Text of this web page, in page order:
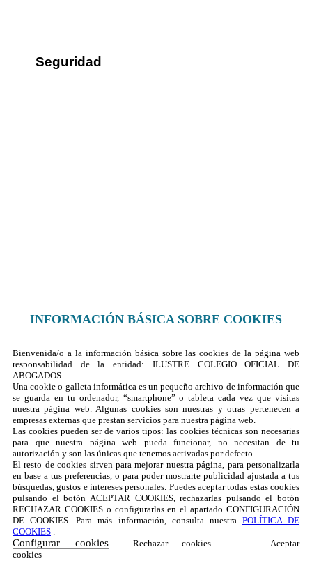
Seguridad
INFORMACIÓN BÁSICA SOBRE COOKIES
Bienvenida/o a la información básica sobre las cookies de la página web
responsabilidad de la entidad: ILUSTRE COLEGIO OFICIAL DE
ABOGADOS
Una cookie o galleta informática es un pequeño archivo de información que
se guarda en tu ordenador, “smartphone” o tableta cada vez que visitas
nuestra página web. Algunas cookies son nuestras y otras pertenecen a
empresas externas que prestan servicios para nuestra página web.
Las cookies pueden ser de varios tipos: las cookies técnicas son necesarias
para que nuestra página web pueda funcionar, no necesitan de tu
autorización y son las únicas que tenemos activadas por defecto.
El resto de cookies sirven para mejorar nuestra página, para personalizarla
en base a tus preferencias, o para poder mostrarte publicidad ajustada a tus
búsquedas, gustos e intereses personales. Puedes aceptar todas estas cookies
pulsando el botón ACEPTAR COOKIES, rechazarlas pulsando el botón
RECHAZAR COOKIES o configurarlas en el apartado CONFIGURACIÓN
DE COOKIES. Para más información, consulta nuestra POLÍTICA DE
COOKIES .
Configurar cookies Rechazar cookies
Aceptar
cookies